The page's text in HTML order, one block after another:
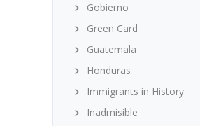
Gobierno
Green Card
Guatemala
Honduras
Immigrants in History
Inadmisible